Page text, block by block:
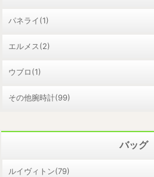
パネライ(1)
エルメス(2)
ウブロ(1)
その他腕時計(99)
バッグ
ルイヴィトン(79)